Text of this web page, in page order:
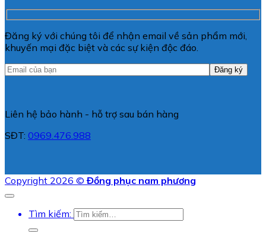
Đăng ký với chúng tôi để nhận email về sản phẩm mới,
khuyến mại đặc biệt và các sự kiện độc đáo.
Liên hệ bảo hành - hỗ trợ sau bán hàng
SĐT: 0969.476.988
Copyright 2026 ©Đồng phục nam phương
Tìm kiếm: